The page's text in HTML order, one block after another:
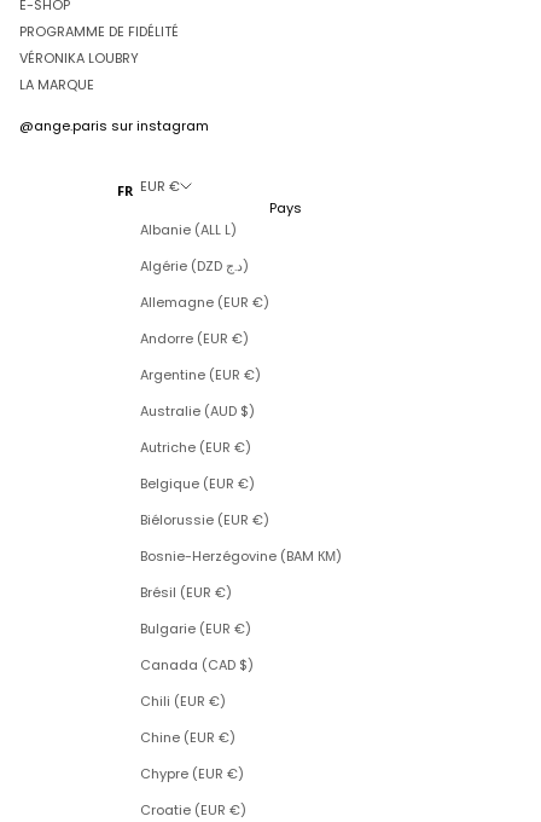
E-SHOP
PROGRAMME DE FIDÉLITÉ
VÉRONIKA LOUBRY
LA MARQUE
@ange.paris sur instagram
FR EUR €
Pays
Albanie (ALL L)
Algérie (DZD د.ج)
Allemagne (EUR €)
Andorre (EUR €)
Argentine (EUR €)
Australie (AUD $)
Autriche (EUR €)
Belgique (EUR €)
Biélorussie (EUR €)
Bosnie-Herzégovine (BAM КМ)
Brésil (EUR €)
Bulgarie (EUR €)
Canada (CAD $)
Chili (EUR €)
Chine (EUR €)
Chypre (EUR €)
Croatie (EUR €)